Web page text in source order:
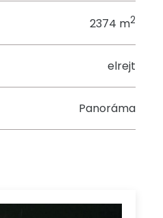
2374 m2
elrejt
Panoráma